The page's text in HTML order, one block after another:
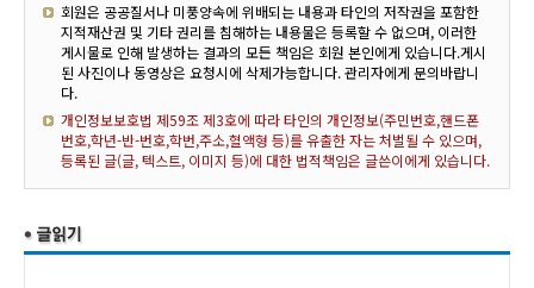
회원은 공공질서나 미풍양속에 위배되는 내용과 타인의 저작권을 포함한
지적재산권 및 기타 권리를 침해하는 내용물은 등록할 수 없으며, 이러한
게시물로 인해 발생하는 결과의 모든 책임은 회원 본인에게 있습니다.게시
된 사진이나 동영상은 요청시에 삭제가능합니다. 관리자에게 문의바랍니
다.
개인정보보호법 제59조 제3호에 따라 타인의 개인정보(주민번호,핸드폰
번호,학년-반-번호,학번,주소,혈액형 등)를 유출한 자는 처벌될 수 있으며,
등록된 글(글, 텍스트, 이미지 등)에 대한 법적책임은 글쓴이에게 있습니다.